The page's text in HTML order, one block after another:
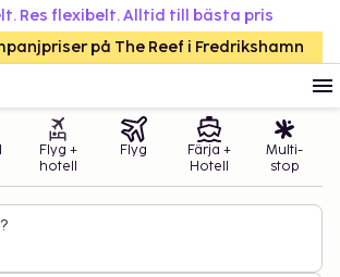
Res flexibelt. Alltid till bästa pris
på The Reef i Fredrikshamn
Flyg +
hotell
Flyg
Färja +
Hotell
Multi-
stop